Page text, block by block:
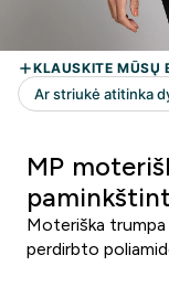
MP
Moteriška
perdirbto